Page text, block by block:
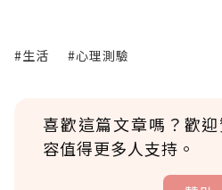
#生活 #心理測驗
喜歡這篇文章嗎？歡
容值得更多人支持。